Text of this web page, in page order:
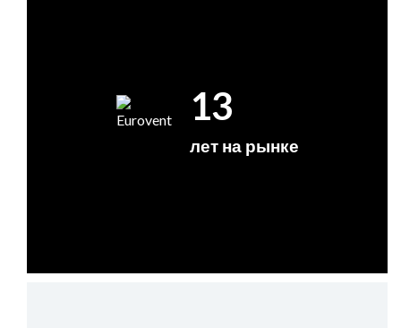
13
лет на рынке